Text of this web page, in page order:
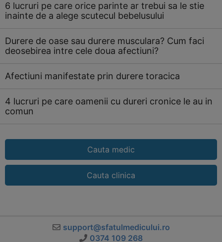
6 lucruri pe care orice parinte ar trebui sa le stie
inainte de a alege scutecul bebelusului
Durere de oase sau durere musculara? Cum faci
deosebirea intre cele doua afectiuni?
Afectiuni manifestate prin durere toracica
4 lucruri pe care oamenii cu dureri cronice le au in
comun
Cauta medic
Cauta clinica
support@sfatulmedicului.ro
0374 109 268